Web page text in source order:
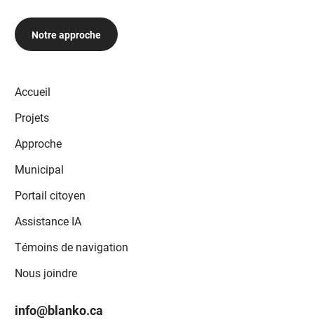
Notre approche
Accueil
Projets
Approche
Municipal
Portail citoyen
Assistance IA
Témoins de navigation
Nous joindre
info@blanko.ca